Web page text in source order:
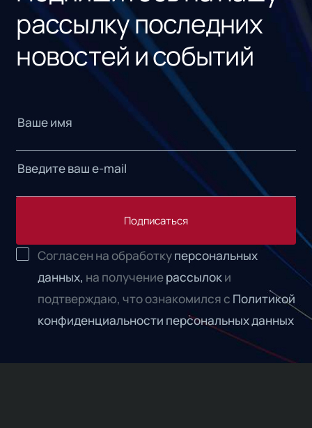
рассылку последних
новостей и событий
Подписаться
Согласен на обработкуперсональных
данных, на получениерассылоки
подтверждаю, что ознакомился с Политикой
конфиденциальности персональных данных